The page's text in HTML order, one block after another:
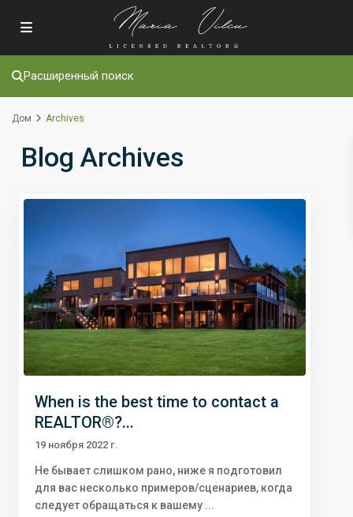
Расширенный поиск
Дом Archives
Blog Archives
When is the best time to contact a
REALTOR®?...
19 ноября 2022 г.
Не бывает слишком рано, ниже я подготовил
для вас несколько примеров/сценариев, когда
следует обращаться к вашему ...